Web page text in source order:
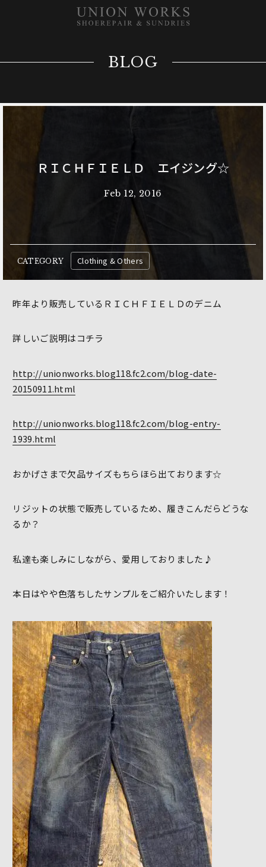
BLOG
ＲＩＣＨＦＩＥＬＤ エイジング☆
Feb 12, 2016
CATEGORY Clothing & Others
昨年より販売しているＲＩＣＨＦＩＥＬＤのデニム
詳しいご説明はコチラ
http://unionworks.blog118.fc2.com/blog-date-
20150911.html
http://unionworks.blog118.fc2.com/blog-entry-
1939.html
おかげさまで欠品サイズもちらほら出ております☆
リジットの状態で販売しているため、履きこんだらどうな
るか？
私達も楽しみにしながら、愛用しておりました♪
本日はやや色落ちしたサンプルをご紹介いたします！